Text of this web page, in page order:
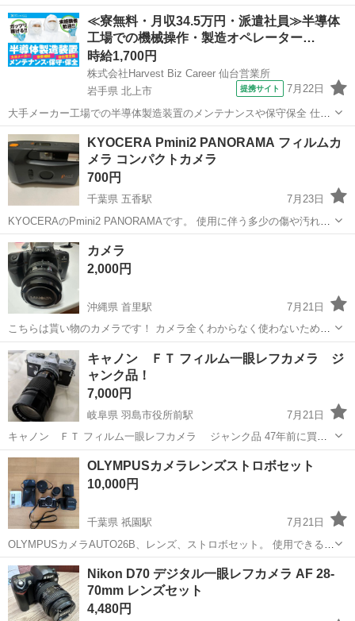
ースと電池とフラッシュのセット。 - ブランド: Canon - モデル: EOS
650 - レンズ: 35-105mm - 付属品: カ...
奈良 橿原市 カメラ
≪寮無料・月収34.5万円・派遣社員≫半導体
工場での機械操作・製造オペレーター…
時給1,700円
株式会社Harvest Biz Career 仙台営業所
岩手県 北上市
提携サイト 7月22日
大手メーカー工場での半導体製造装置のメンテナンスや保守保全 仕事
内容 ＼フラッシュメモリの製造を行う工場で半導体製造装置の保守・
点検のお仕事／ 新工場新設に伴い、請負現場の立ち上げを行います！
※立ち上げ時期目安：2...
岩手 北上市
KYOCERA Pmini2 PANORAMA フィルムカ
メラ コンパクトカメラ
700円
千葉県 五香駅
7月23日
KYOCERAのPmini2 PANORAMAです。 使用に伴う多少の傷や汚れは
ありますが、動作確認は未実施のため、ジャンク品として出品いたし
ます。 自宅保管のため、神経質な方はご遠慮ください。 【ブランド】
KYOCERA...
千葉 松戸市
カメラ
2,000円
沖縄県 首里駅
7月21日
こちらは貰い物のカメラです！ カメラ全くわからなく使わないため出
品します！ 気になる方是非👀
沖縄 南城市
キャノン ＦＴ フィルム一眼レフカメラ ジ
ャンク品！
7,000円
岐阜県 羽島市役所前駅
7月21日
キャノン ＦＴ フィルム一眼レフカメラ ジャンク品 47年前に買っ
たカメラです
岐阜 羽島市 カメラ 一眼レフカメラ
OLYMPUSカメラレンズストロボセット
10,000円
千葉県 祇園駅
7月21日
OLYMPUSカメラAUTO26B、レンズ、ストロボセット。 使用できるか
は不明です。 修理できる方、コレクターの方などいかがでしょうか。
ご検討よろしくお願いいたします。 その他の画像をお求めの方はメッ
セージお願いいたします。
千葉 木更津市 カメラ
Nikon D70 デジタル一眼レフカメラ AF 28-
70mm レンズセット
4,480円